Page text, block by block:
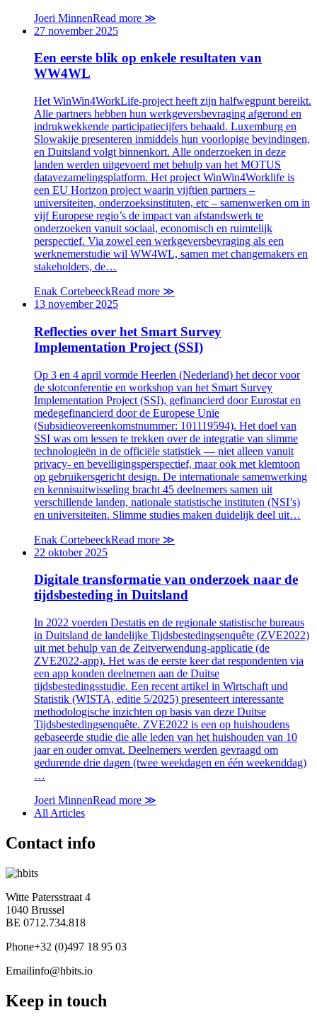
Joeri MinnenRead more ≫
27 november 2025
Een eerste blik op enkele resultaten van
WW4WL
Het WinWin4WorkLife-project heeft zijn halfwegpunt bereikt.
Alle partners hebben hun werkgeversbevraging afgerond en
indrukwekkende participatiecijfers behaald. Luxemburg en
Slowakije presenteren inmiddels hun voorlopige bevindingen,
en Duitsland volgt binnenkort. Alle onderzoeken in deze
landen werden uitgevoerd met behulp van het MOTUS
datavezamelingsplatform. Het project WinWin4Worklife is
een EU Horizon project waarin vijftien partners –
universiteiten, onderzoeksinstituten, etc – samenwerken om in
vijf Europese regio’s de impact van afstandswerk te
onderzoeken vanuit sociaal, economisch en ruimtelijk
perspectief. Via zowel een werkgeversbevraging als een
werknemerstudie wil WW4WL, samen met changemakers en
stakeholders, de…
Enak CortebeeckRead more ≫
13 november 2025
Reflecties over het Smart Survey
Implementation Project (SSI)
Op 3 en 4 april vormde Heerlen (Nederland) het decor voor
de slotconferentie en workshop van het Smart Survey
Implementation Project (SSI), gefinancierd door Eurostat en
medegefinancierd door de Europese Unie
(Subsidieovereenkomstnummer: 101119594). Het doel van
SSI was om lessen te trekken over de integratie van slimme
technologieën in de officiële statistiek — niet alleen vanuit
privacy- en beveiligingsperspectief, maar ook met klemtoon
op gebruikersgericht design. De internationale samenwerking
en kennisuitwisseling bracht 45 deelnemers samen uit
verschillende landen, nationale statistische instituten (NSI’s)
en universiteiten. Slimme studies maken duidelijk deel uit…
Enak CortebeeckRead more ≫
22 oktober 2025
Digitale transformatie van onderzoek naar de
tijdsbesteding in Duitsland
In 2022 voerden Destatis en de regionale statistische bureaus
in Duitsland de landelijke Tijdsbestedingsenquête (ZVE2022)
uit met behulp van de Zeitverwendung-applicatie (de
ZVE2022-app). Het was de eerste keer dat respondenten via
een app konden deelnemen aan de Duitse
tijdsbestedingsstudie. Een recent artikel in Wirtschaft und
Statistik (WISTA, editie 5/2025) presenteert interessante
methodologische inzichten op basis van deze Duitse
Tijdsbestedingsenquête. ZVE2022 is een op huishoudens
gebaseerde studie die alle leden van het huishouden van 10
jaar en ouder omvat. Deelnemers werden gevraagd om
gedurende drie dagen (twee weekdagen en één weekenddag)
…
Joeri MinnenRead more ≫
All Articles
Contact info
Witte Patersstraat 4
1040 Brussel
BE 0712.734.818
Phone+32 (0)497 18 95 03
Emailinfo@hbits.io
Keep in touch